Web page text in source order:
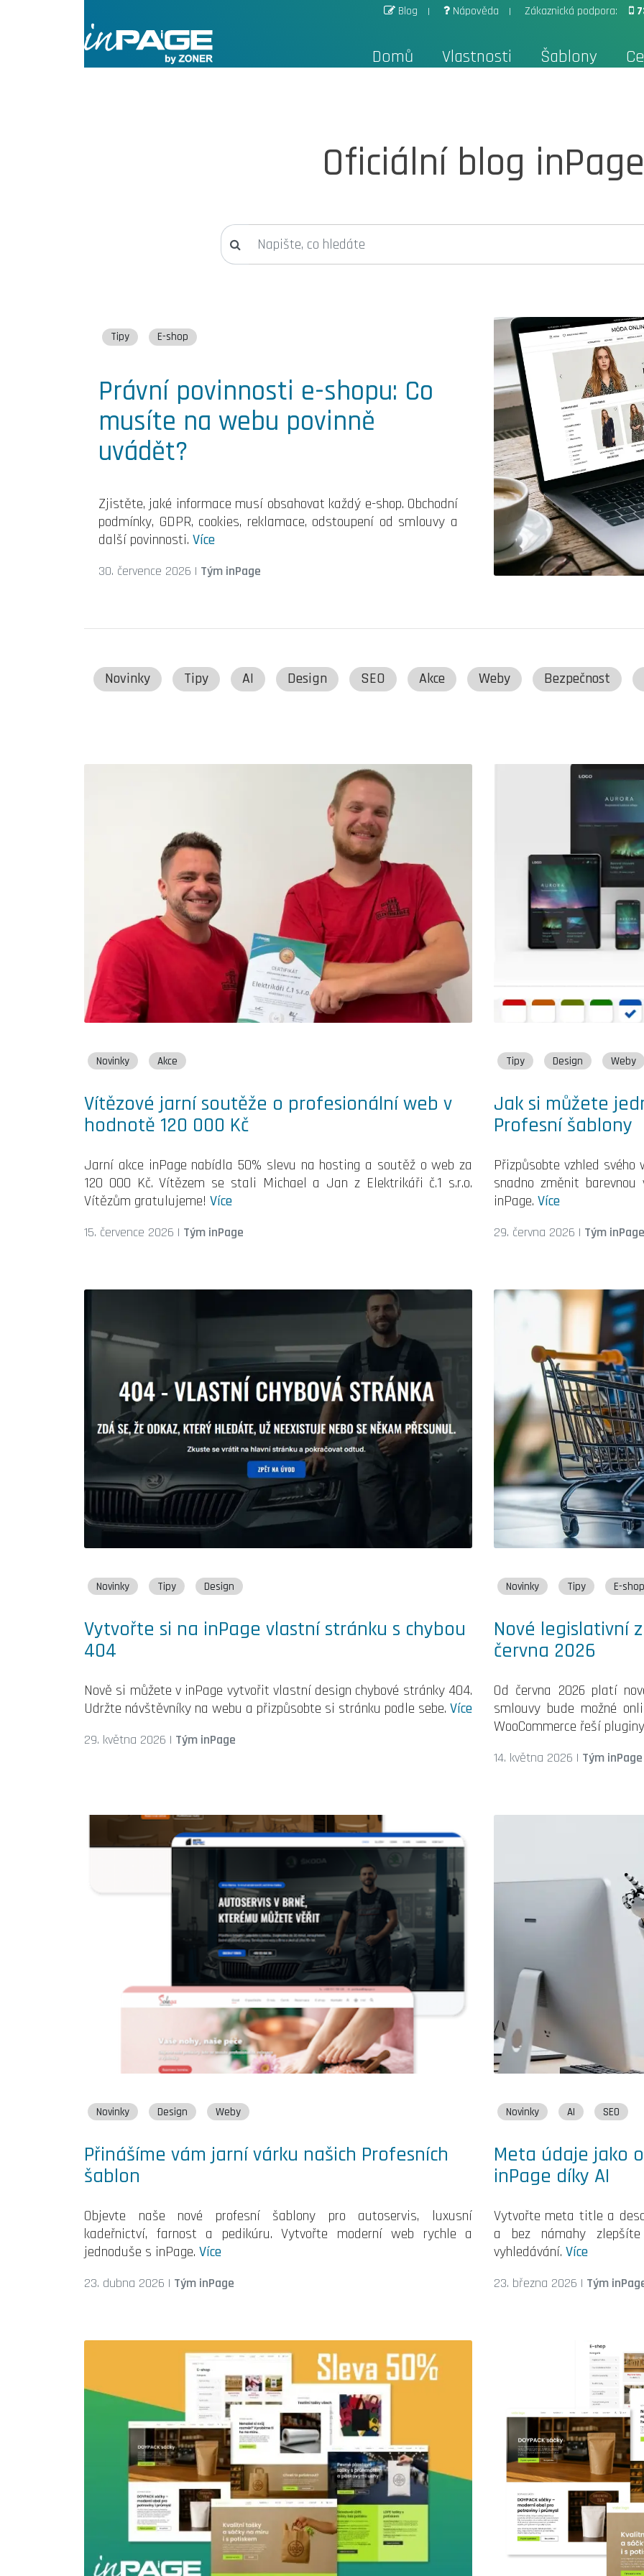
Domů Vlastnosti Šablony
Blog Nápověda Zákaznická podpora:
Oficiální blog inPage
Tipy E-shop
Právní povinnosti e-shopu: Co
musíte na webu povinně
uvádět?
Zjistěte, jaké informace musí obsahovat každý e-shop. Obchodní
podmínky, GDPR, cookies, reklamace, odstoupení od smlouvy a
další povinnosti. Více
30. července 2026 | Tým inPage
Novinky Tipy AI Design SEO Akce Weby Bezpečnost
Novinky Akce
Vítězové jarní soutěže o profesionální web v
hodnotě 120 000 Kč
Jarní akce inPage nabídla 50% slevu na hosting a soutěž o web za
120 000 Kč. Vítězem se stali Michael a Jan z Elektrikáři č.1 s.r.o.
Vítězům gratulujeme! Více
15. července 2026 | Tým inPage
Tipy Design Weby
Jak si můžete
Profesní šablony
Přizpůsobte vzhled
snadno změnit
inPage. Více
29. června 2026 | Tým inPage
Novinky Tipy Design
Vytvořte si na inPage vlastní stránku s chybou
404
Nově si můžete v inPage vytvořit vlastní design chybové stránky 404.
Udržte návštěvníky na webu a přizpůsobte si stránku podle sebe. Více
29. května 2026 | Tým inPage
Novinky Tipy E-shop
Nové legislativní
června 2026
Od června 2026 platí
smlouvy bude možné
WooCommerce řeší
14. května 2026 | Tým inPage
Novinky Design Weby
Přinášíme vám jarní várku našich Profesních
šablon
Objevte naše nové profesní šablony pro autoservis, luxusní
kadeřnictví, farnost a pedikúru. Vytvořte moderní web rychle a
jednoduše s inPage. Více
23. dubna 2026 | Tým inPage
Novinky AI SEO
Meta údaje jako
inPage díky AI
Vytvořte meta title a
a bez námahy
vyhledávání. Více
23. března 2026 | Tým